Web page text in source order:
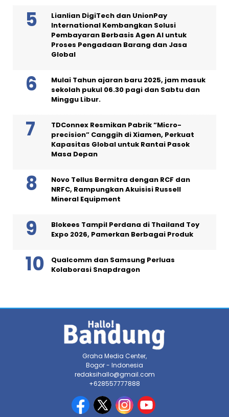
Lianlian DigiTech dan UnionPay
International Kembangkan Solusi
Pembayaran Berbasis Agen AI untuk
Proses Pengadaan Barang dan Jasa
Global
Mulai Tahun ajaran baru 2025, jam masuk
sekolah pukul 06.30 pagi dan Sabtu dan
Minggu Libur.
TDConnex Resmikan Pabrik “Micro-
precision” Canggih di Xiamen, Perkuat
Kapasitas Global untuk Rantai Pasok
Masa Depan
Novo Tellus Bermitra dengan RCF dan
NRFC, Rampungkan Akuisisi Russell
Mineral Equipment
Blokees Tampil Perdana di Thailand Toy
Expo 2026, Pamerkan Berbagai Produk
Qualcomm dan Samsung Perluas
Kolaborasi Snapdragon
Graha Media Center,
Bogor - Indonesia
redaksihallo@gmail.com
+628557777888